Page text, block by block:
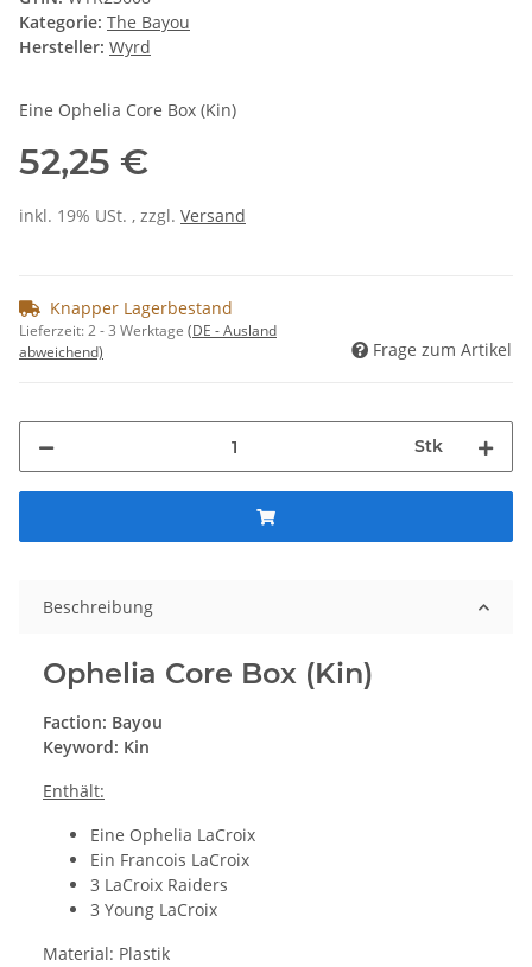
Kategorie: The Bayou
Hersteller: Wyrd
Eine Ophelia Core Box (Kin)
52,25 €
inkl. 19% USt. , zzgl. Versand
Knapper Lagerbestand
Lieferzeit:2 - 3 Werktage (DE - Ausland
abweichend)
Frage zum Artikel
Stk
Beschreibung
Ophelia Core Box (Kin)
Faction: Bayou
Keyword: Kin
Enthält:
Eine Ophelia LaCroix
Ein Francois LaCroix
3 LaCroix Raiders
3 Young LaCroix
Material: Plastik